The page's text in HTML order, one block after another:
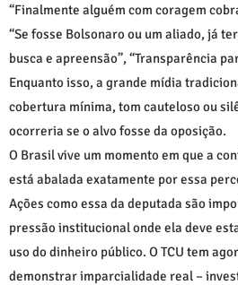
“Finalmente alguém com coragem
“Se fosse Bolsonaro ou um aliado, já
busca e apreensão”, “Transparência
Enquanto isso, a grande mídia
cobertura mínima, tom cauteloso ou
ocorreria se o alvo fosse da oposição.
O Brasil vive um momento em que a
está abalada exatamente por essa
Ações como essa da deputada são
pressão institucional onde ela deve
uso do dinheiro público. O TCU tem
demonstrar imparcialidade real –